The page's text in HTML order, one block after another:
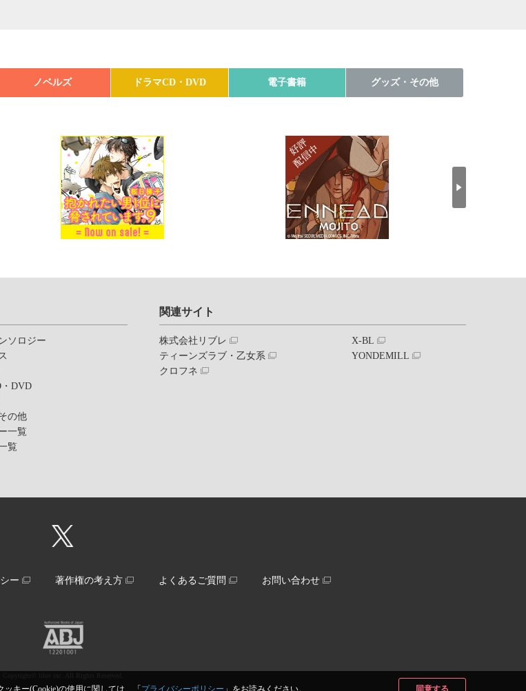
キー(Cookie)の使用に関しては、「 プライバシーポリシー 」をお読みください。 同意する
ノベルズ ドラマCD・DVD 電子書籍 グッズ・その他
ソロジー
・DVD
の他
一覧
覧
関連サイト
株式会社リブレ
ティーンズラブ・乙女系
クロフネ
X-BL
YONDEMILL
ー 著作権の考え方 よくあるご質問 お問い合わせ